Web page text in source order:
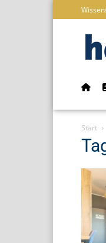
Start